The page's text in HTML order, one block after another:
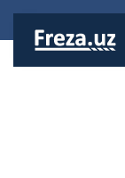
Перейти